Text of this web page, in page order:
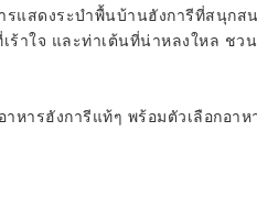
แสดงระบำพื้นบ้านฮังการีที่สนุกส
ร้าใจ และท่าเต้นที่น่าหลงใหล ชว
ารฮังการีแท้ๆ พร้อมตัวเลือกอาห